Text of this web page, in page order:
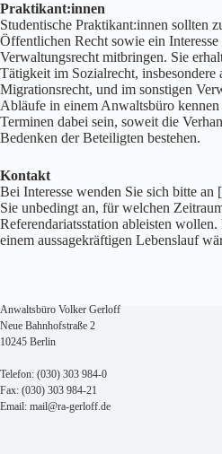
Praktikant:innen
Studentische Praktikant:innen sollten
Öffentlichen Recht sowie ein
Verwaltungsrecht mitbringen. Sie
Tätigkeit im Sozialrecht, insbesondere
Migrationsrecht, und im sonstigen
Abläufe in einem Anwaltsbüro
Terminen dabei sein, soweit die
Bedenken der Beteiligten bestehen.
Kontakt
Bei Interesse wenden Sie sich bitte an [
Sie unbedingt an, für welchen
Referendariatsstation ableisten
einem aussagekräftigen Lebenslauf
Anwaltsbüro Volker Gerloff
Neue Bahnhofstraße 2
10245 Berlin
Telefon: (030) 303 984-0
Fax: (030) 303 984-21
Email: mail@ra-gerloff.de